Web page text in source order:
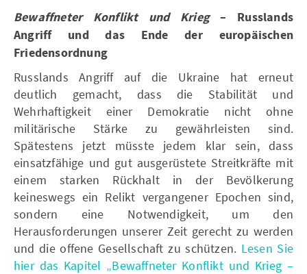
Bewaffneter Konflikt und Krieg– Russlands
Angriff und das Ende der europäischen
Friedensordnung
Russlands Angriff auf die Ukraine hat erneut
deutlich gemacht, dass die Stabilität und
Wehrhaftigkeit einer Demokratie nicht ohne
militärische Stärke zu gewährleisten sind.
Spätestens jetzt müsste jedem klar sein, dass
einsatzfähige und gut ausgerüstete Streitkräfte mit
einem starken Rückhalt in der Bevölkerung
keineswegs ein Relikt vergangener Epochen sind,
sondern eine Notwendigkeit, um den
Herausforderungen unserer Zeit gerecht zu werden
und die offene Gesellschaft zu schützen. Lesen Sie
hier das Kapitel „Bewaffneter Konflikt und Krieg –